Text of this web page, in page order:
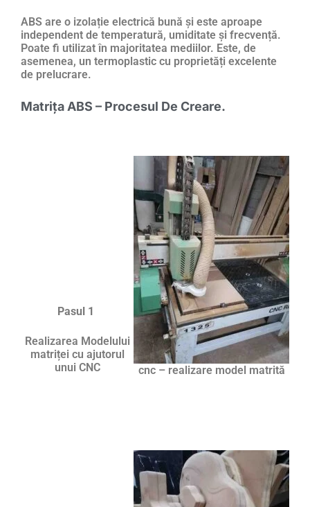
ABS are o izolație electrică bună și este aproape
independent de temperatură, umiditate și frecvență.
Poate fi utilizat în majoritatea mediilor. Este, de
asemenea, un termoplastic cu proprietăți excelente
de prelucrare.
Matrița ABS – Procesul De Creare.
cnc – realizare model matrită
Pasul 1
Realizarea Modelului
matriței cu ajutorul
unui CNC